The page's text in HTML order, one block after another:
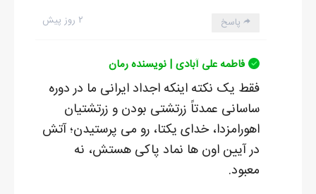
۲ روز پیش پاسخ
فاطمه علی آبادی | نویسنده رمان
فقط یک نکته اینکه اجداد ایرانی ما در دوره
ساسانی عمدتاً زرتشتی بودن و زرتشتیان
اهورامزدا، خدای یکتا، رو می پرستیدن؛ آتش
در آیین اون ها نماد پاکی هستش، نه
معبود.